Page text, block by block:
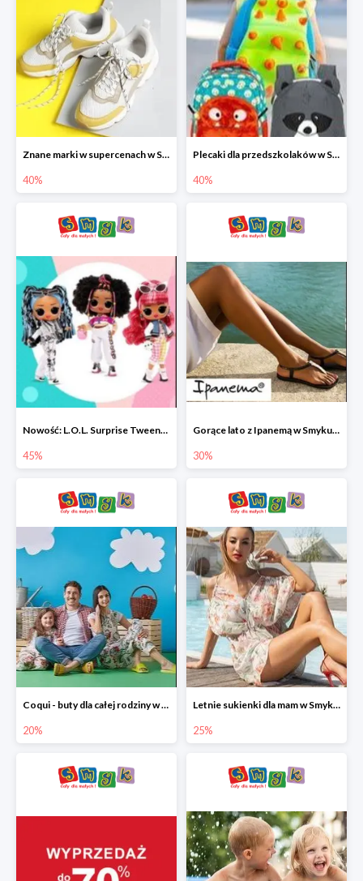
Znane marki w supercenach w Smyku - buty do -40%
40%
Plecaki dla przedszkolaków w Smyku do -40%
40%
Nowość: L.O.L. Surprise Tweens Doll w Smyku do -45%
45%
Gorące lato z Ipanemą w Smyku do -30%
30%
Coqui - buty dla całej rodziny w Smyku do -20%
20%
Letnie sukienki dla mam w Smyku do -25%
25%